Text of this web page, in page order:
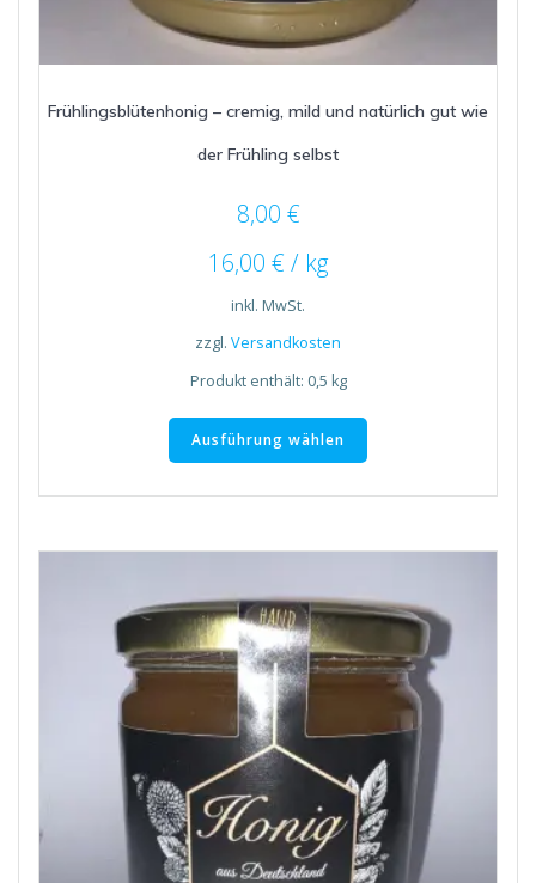
Frühlingsblütenhonig – cremig, mild und natürlich gut wie
der Frühling selbst
8,00 €
16,00 € / kg
inkl. MwSt.
zzgl. Versandkosten
Produkt enthält: 0,5 kg
Ausführung wählen
weist
mehrere
auf.
Optionen
können
auf
der
Produktseite
gewählt
werden